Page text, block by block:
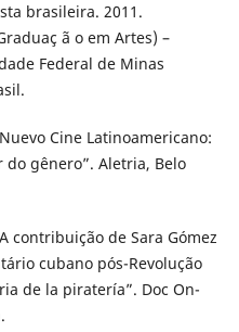
brasileira. 2011.
ã o em Artes) –
Federal de Minas
Cine Latinoamericano:
gênero”. Aletria, Belo
contribuição de Sara Gómez
cubano pós-Revolução
de la piratería”. Doc On-